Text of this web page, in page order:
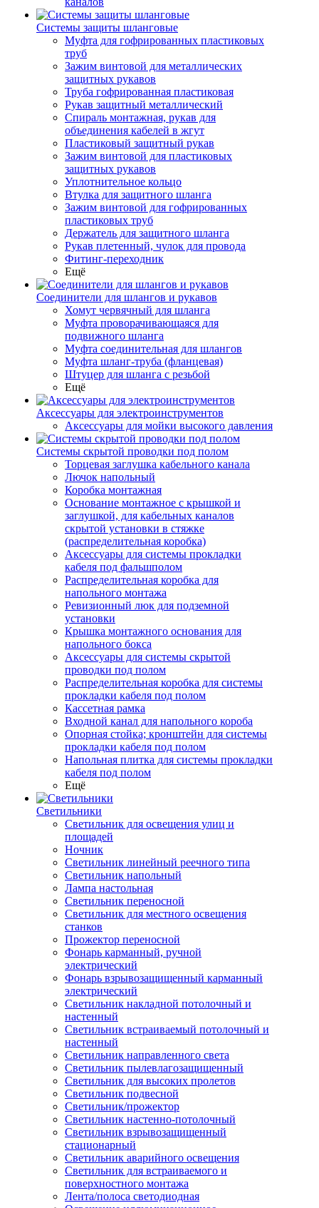
Системы защиты шланговые
Муфта для гофрированных пластиковых
труб
Зажим винтовой для металлических
защитных рукавов
Труба гофрированная пластиковая
Рукав защитный металлический
Спираль монтажная, рукав для
объединения кабелей в жгут
Пластиковый защитный рукав
Зажим винтовой для пластиковых
защитных рукавов
Уплотнительное кольцо
Втулка для защитного шланга
Зажим винтовой для гофрированных
пластиковых труб
Держатель для защитного шланга
Рукав плетенный, чулок для провода
Фитинг-переходник
Ещё
Соединители для шлангов и рукавов
Хомут червячный для шланга
Муфта проворачивающаяся для
подвижного шланга
Муфта соединительная для шлангов
Муфта шланг-труба (фланцевая)
Штуцер для шланга с резьбой
Ещё
Аксессуары для электроинструментов
Аксессуары для мойки высокого давления
Системы скрытой проводки под полом
Торцевая заглушка кабельного канала
Лючок напольный
Коробка монтажная
Основание монтажное с крышкой и
заглушкой, для кабельных каналов
скрытой установки в стяжке
(распределительная коробка)
Аксессуары для системы прокладки
кабеля под фальшполом
Распределительная коробка для
напольного монтажа
Ревизионный люк для подземной
установки
Крышка монтажного основания для
напольного бокса
Аксессуары для системы скрытой
проводки под полом
Распределительная коробка для системы
прокладки кабеля под полом
Кассетная рамка
Входной канал для напольного короба
Опорная стойка; кронштейн для системы
прокладки кабеля под полом
Напольная плитка для системы прокладки
кабеля под полом
Ещё
Светильники
Светильник для освещения улиц и
площадей
Ночник
Светильник линейный реечного типа
Светильник напольный
Лампа настольная
Светильник переносной
Светильник для местного освещения
станков
Прожектор переносной
Фонарь карманный, ручной
электрический
Фонарь взрывозащищенный карманный
электрический
Светильник накладной потолочный и
настенный
Светильник встраиваемый потолочный и
настенный
Светильник направленного света
Светильник пылевлагозащищенный
Светильник для высоких пролетов
Светильник подвесной
Светильник/прожектор
Светильник настенно-потолочный
Светильник взрывозащищенный
стационарный
Светильник аварийного освещения
Светильник для встраиваемого и
поверхностного монтажа
Лента/полоса светодиодная